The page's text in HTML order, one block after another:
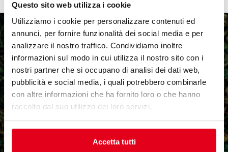
Questo sito web utilizza i cookie
Utilizziamo i cookie per personalizzare contenuti ed
annunci, per fornire funzionalità dei social media e per
analizzare il nostro traffico. Condividiamo inoltre
informazioni sul modo in cui utilizza il nostro sito con i
nostri partner che si occupano di analisi dei dati web,
pubblicità e social media, i quali potrebbero combinarle
con altre informazioni che ha fornito loro o che hanno
raccolto dal suo utilizzo dei loro servizi.
Accetta tutti